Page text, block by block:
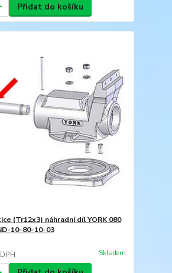
Přidat do košíku
(Tr12x3) náhradní díl YORK 080
10-80-10-03
Skladem